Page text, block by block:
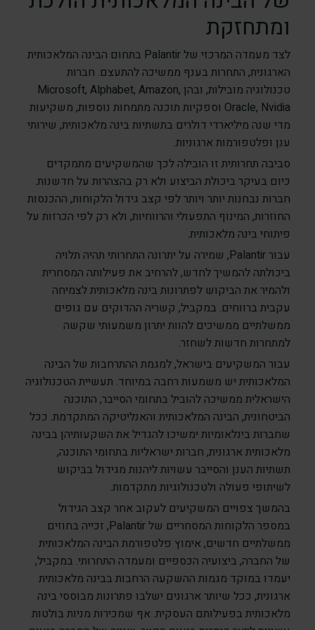
ומתחזקת
לצד מעמדה המרכזי של Palantir בתחום הבינה המלאכותית
הארגונית, התחרות בענף ממשיכה להתעצם. חברות
טכנולוגיה מובילות, ובהן Microsoft, Alphabet, Amazon,
Oracle, Nvidia וספקיות תוכנה מתמחות נוספות, משקיעות
מדי שנה מיליארדי דולרים בתשתיות בינה מלאכותית, שירותי
ענן ופלטפורמות ארגוניות.
סביבה תחרותית זו הובילה לכך שהמשקיעים מתמקדים
כיום בעיקר ביכולת הביצוע ולא רק בהצהרות על חדשנות.
חברות נבחנות יותר ויותר לפי קצב גידול הלקוחות, ההכנסות
החוזרות, המינוף התפעולי והרווחיות, ולא רק לפי הכרזות על
פיתוחי בינה מלאכותית.
עבור Palantir, שמירה על יתרונה התחרותי תהיה תלויה
ביכולתה להמשיך לחדש, להרחיב את פעילותה המסחרית
ולהמיר את הביקוש לפתרונות בינה מלאכותית לצמיחה
עקבית ברווחים. במקביל, קשריה ההדוקים עם גופים
ממשלתיים ממשיכים להוות יתרון משמעותי שקשה
למתחרות חדשות לשחזר.
עבור המשקיעים בישראל, למגמת ההתרחבות של הבינה
המלאכותית יש משמעות רחבה במיוחד. תעשיית הטכנולוגיה
הישראלית ממשיכה להוביל בתחומי הסייבר, התוכנה
הביטחונית, הבינה המלאכותית והאנליטיקה המתקדמת. ככל
שחברות בינלאומיות ימשיכו להגדיל את השקעותיהן בבינה
מלאכותית ארגונית, חברות ישראליות בתחומי התוכנה,
תשתיות הענן והסייבר עשויות ליהנות מגידול בביקוש
לשיתופי פעולה ולטכנולוגיות מתקדמות.
בהמשך צפויים המשקיעים לעקוב אחר קצב הגידול
במספר הלקוחות המסחריים של Palantir, זכייה בחוזים
ממשלתיים חדשים, אימוץ פלטפורמת הבינה המלאכותית
של החברה, ביצועיה הכספיים ומעמדה התחרותי. במקביל,
יעמדו במוקד מגמות ההשקעה הרחבות בבינה מלאכותית
ארגונית, ככל שיותר ארגונים ישלבו פתרונות מבוססי בינה
מלאכותית בפעילותם העסקית. אף שמכירות מניות בולטות